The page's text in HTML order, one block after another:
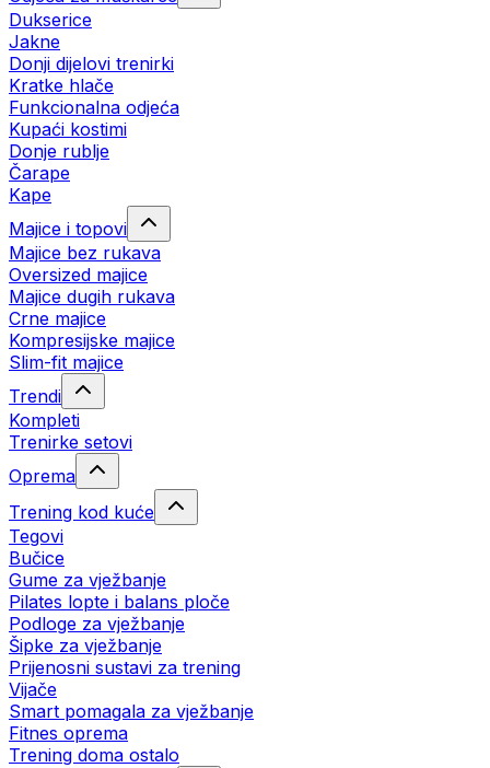
Dukserice
Jakne
Donji dijelovi trenirki
Kratke hlače
Funkcionalna odjeća
Kupaći kostimi
Donje rublje
Čarape
Kape
Majice i topovi
Majice bez rukava
Oversized majice
Majice dugih rukava
Crne majice
Kompresijske majice
Slim-fit majice
Trendi
Kompleti
Trenirke setovi
Oprema
Trening kod kuće
Tegovi
Bučice
Gume za vježbanje
Pilates lopte i balans ploče
Podloge za vježbanje
Šipke za vježbanje
Prijenosni sustavi za trening
Vijače
Smart pomagala za vježbanje
Fitnes oprema
Trening doma ostalo